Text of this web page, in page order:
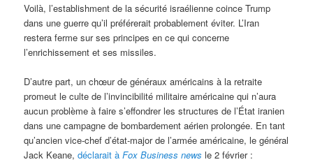
Voilà, l’establishment de la sécurité israélienne coince Trump
dans une guerre qu’il préférerait probablement éviter. L’Iran
restera ferme sur ses principes en ce qui concerne
l’enrichissement et ses missiles.
D’autre part, un chœur de généraux américains à la retraite
promeut le culte de l’invincibilité militaire américaine qui n’aura
aucun problème à faire s’effondrer les structures de l’État iranien
dans une campagne de bombardement aérien prolongée. En tant
qu’ancien vice-chef d’état-major de l’armée américaine, le général
Jack Keane,déclarait àFox Business news le 2 février :